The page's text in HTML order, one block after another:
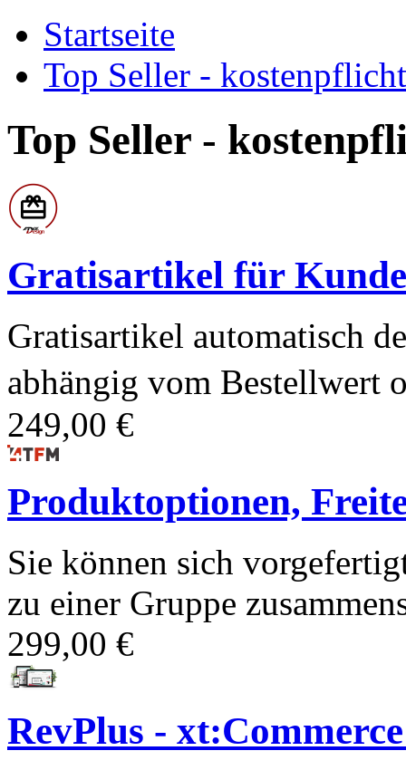
Startseite
Top Seller -
Top Seller -
Gratisartikel für
Gratisartikel automatisch
abhängig vom Bestellwert
249,00 €
Produktoptionen,
Sie können sich
zu einer Gruppe
299,00 €
RevPlus -